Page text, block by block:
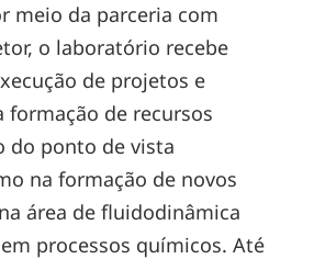
meio da parceria com
o laboratório recebe
de projetos e
formação de recursos
do ponto de vista
na formação de novos
área de fluidodinâmica
processos químicos. Até